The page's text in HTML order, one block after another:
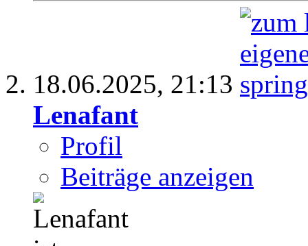
18.06.2025, 21:13
Lenafant
Profil
Beiträge anzeigen